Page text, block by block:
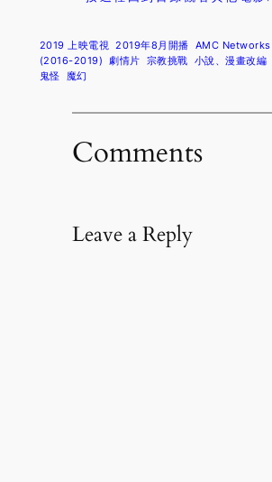
2019 上映電視 2019年8月開播 AMC Networks
(2016-2019) 劇情片 宗教挑戰 小說、漫畫改編
鬼怪
魔幻
Comments
Leave a Reply